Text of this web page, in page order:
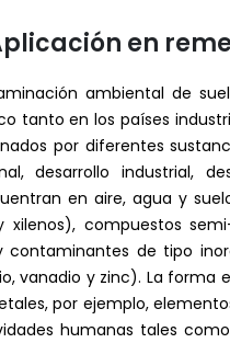
en
ambiental de
tanto en los países
por diferentes
desarrollo industrial,
en aire, agua y
compuestos
contaminantes de tipo
vanadio y zinc). La
por ejemplo,
humanas tales